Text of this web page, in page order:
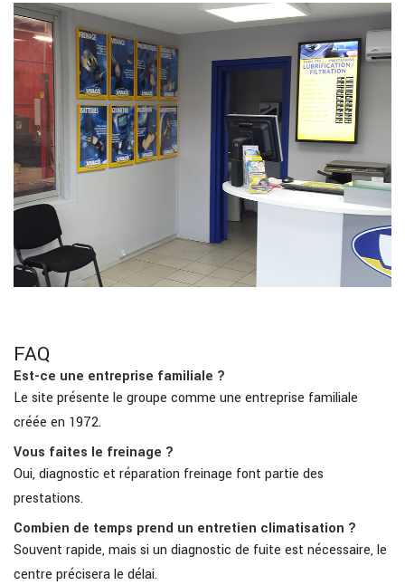
FAQ
Est-ce une entreprise familiale ?
Le site présente le groupe comme une entreprise familiale
créée en 1972.
Vous faites le freinage ?
Oui, diagnostic et réparation freinage font partie des
prestations.
Combien de temps prend un entretien climatisation ?
Souvent rapide, mais si un diagnostic de fuite est nécessaire, le
centre précisera le délai.